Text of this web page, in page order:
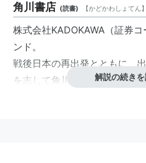
角川書店 (読書) 【かどかわしょてん】
株式会社KADOKAWA （証券コ
ンド。
戦後日本の再出発とともに、
を志して角川源義 が出版社と
解説の続き